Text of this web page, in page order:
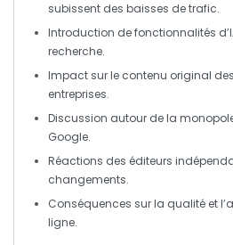
subissent des baisses de trafic.
Introduction de fonctionnalités d’
recherche.
Impact sur le contenu original
entreprises.
Discussion autour de la
Google.
Réactions des éditeurs
changements.
Conséquences sur la qualité et
ligne.